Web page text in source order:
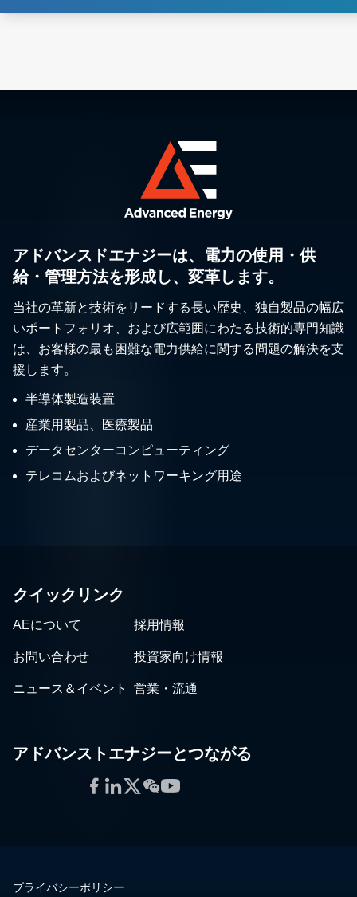
アドバンスドエナジーは、電力の使用・供
給・管理方法を形成し、変革します。
当社の革新と技術をリードする長い歴史、独自製品の幅広
いポートフォリオ、および広範囲にわたる技術的専門知識
は、お客様の最も困難な電力供給に関する問題の解決を支
援します。
半導体製造装置
産業用製品、医療製品
データセンターコンピューティング
テレコムおよびネットワーキング用途
クイックリンク
AEについて 採用情報
お問い合わせ 投資家向け情報
ニュース＆イベント 営業・流通
アドバンストエナジーとつながる
Facebook
LinkedIn
Twitter
WeChat
YouTube
プライバシーポリシー